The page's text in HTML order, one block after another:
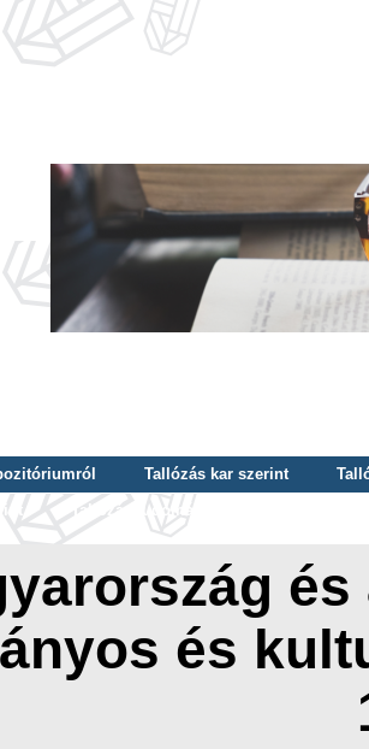
Tallózás kar szerint
Tallózás tudományterület szerint
és